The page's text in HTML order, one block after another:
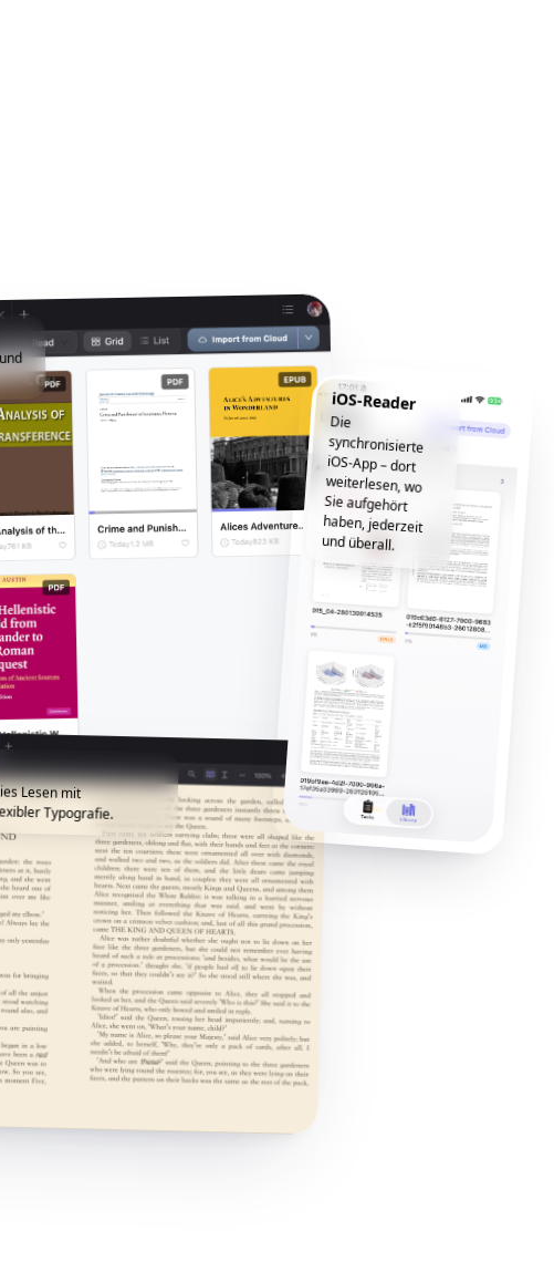
Lesen mit
Typografie.
iOS-Reader
Die
synchronisierte
iOS-App – dort
weiterlesen, wo
Sie aufgehört
haben, jederzeit
und überall.